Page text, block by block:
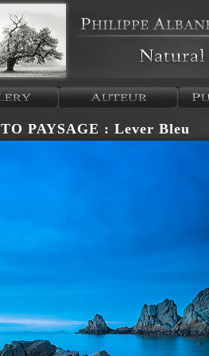
PAYSAGE : Lever Bleu